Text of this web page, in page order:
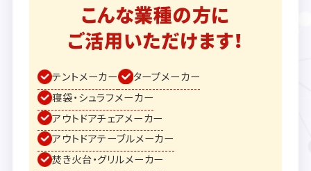
こんな業種の方に
ご活用いただけます！
テントメーカー
タープメーカー
寝袋・シュラフメーカー
アウトドアチェアメーカー
アウトドアテーブルメーカー
焚き火台・グリルメーカー